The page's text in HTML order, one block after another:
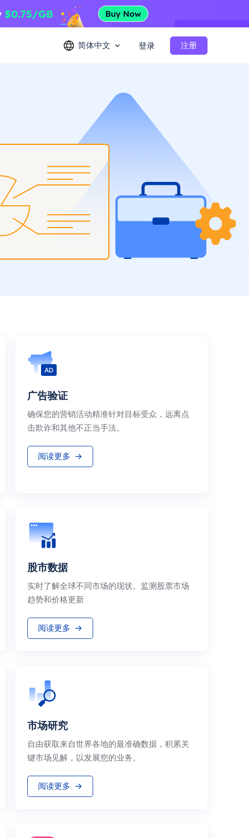
简体中文 登录 注册
广告验证
确保您的营销活动精准针对目标受众，远离点
击欺诈和其他不正当手法。
阅读更多
股市数据
实时了解全球不同市场的现状。监测股票市场
趋势和价格更新
阅读更多
市场研究
自由获取来自世界各地的最准确数据，积累关
键市场见解，以发展您的业务。
阅读更多